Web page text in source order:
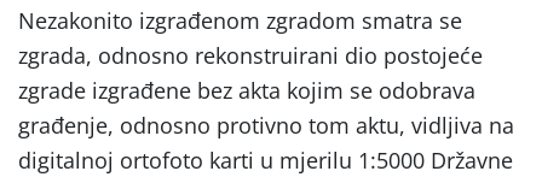
Nezakonito izgrađenom zgradom smatra se
zgrada, odnosno rekonstruirani dio postojeće
zgrade izgrađene bez akta kojim se odobrava
građenje, odnosno protivno tom aktu, vidljiva na
digitalnoj ortofoto karti u mjerilu 1:5000 Državne